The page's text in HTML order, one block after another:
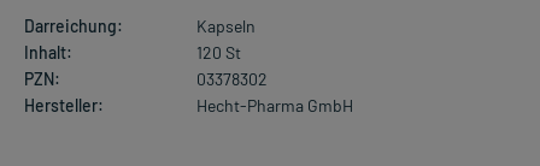
Darreichung:
Kapseln
Inhalt:
120 St
PZN:
03378302
Hersteller:
Hecht-Pharma GmbH